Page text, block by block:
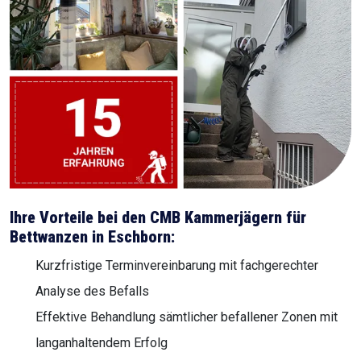
Ihre Vorteile bei den CMB Kammerjägern für
Bettwanzen in Eschborn:
Kurzfristige Terminvereinbarung mit fachgerechter
Analyse des Befalls
Effektive Behandlung sämtlicher befallener Zonen mit
langanhaltendem Erfolg